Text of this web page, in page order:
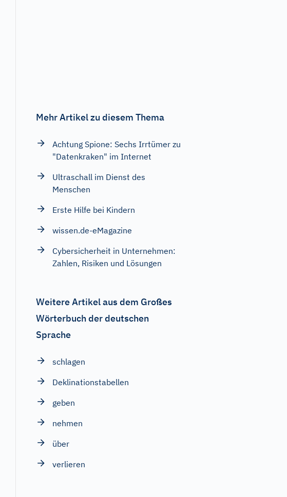
Mehr Artikel zu diesem Thema
Achtung Spione: Sechs Irrtümer zu
"Datenkraken" im Internet
Ultraschall im Dienst des
Menschen
Erste Hilfe bei Kindern
wissen.de-eMagazine
Cybersicherheit in Unternehmen:
Zahlen, Risiken und Lösungen
Weitere Artikel aus dem Großes
Wörterbuch der deutschen
Sprache
schlagen
Deklinationstabellen
geben
nehmen
über
verlieren